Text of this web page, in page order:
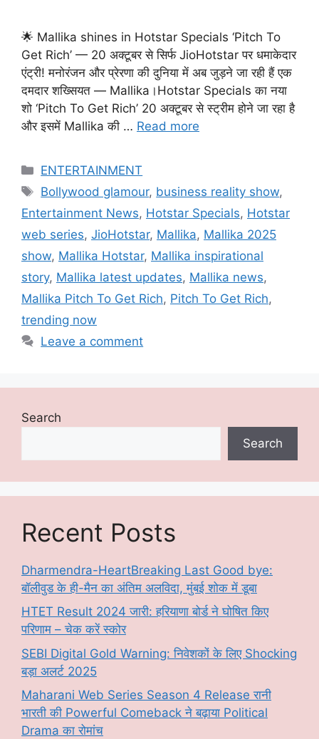
🌟 Mallika shines in Hotstar Specials ‘Pitch To
Get Rich’ — 20 अक्टूबर से सिर्फ JioHotstar पर धमाकेदार
एंट्री! मनोरंजन और प्रेरणा की दुनिया में अब जुड़ने जा रही हैं एक
दमदार शख्सियत — Mallika।Hotstar Specials का नया
शो ‘Pitch To Get Rich’ 20 अक्टूबर से स्ट्रीम होने जा रहा है
और इसमें Mallika की … Read more
Categories
ENTERTAINMENT
Tags
Bollywood glamour, business reality show,
Entertainment News, Hotstar Specials, Hotstar
web series, JioHotstar, Mallika, Mallika 2025
show, Mallika Hotstar, Mallika inspirational
story, Mallika latest updates, Mallika news,
Mallika Pitch To Get Rich, Pitch To Get Rich,
trending now
Leave a comment
Search
Search
Recent Posts
Dharmendra-HeartBreaking Last Good bye:
बॉलीवुड के ही-मैन का अंतिम अलविदा, मुंबई शोक में डूबा
HTET Result 2024 जारी: हरियाणा बोर्ड ने घोषित किए
परिणाम – चेक करें स्कोर
SEBI Digital Gold Warning: निवेशकों के लिए Shocking
बड़ा अलर्ट 2025
Maharani Web Series Season 4 Release रानी
भारती की Powerful Comeback ने बढ़ाया Political
Drama का रोमांच